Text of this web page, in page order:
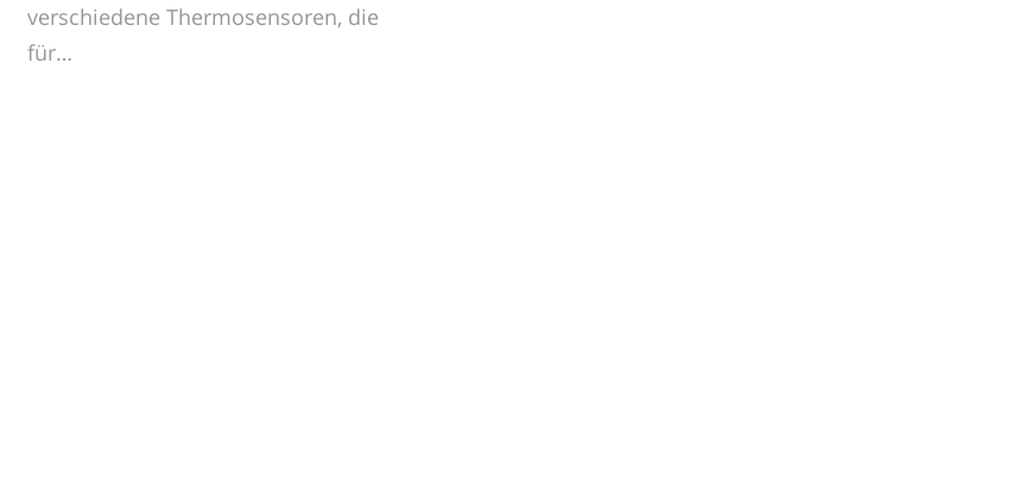
verschiedene Thermosensoren, die
für…